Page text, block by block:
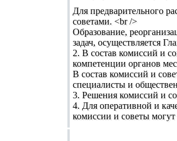
Для предварительного
советами. <br />
Образование,
задач, осуществляется
2. В состав комиссий и
компетенции органов
В состав комиссий и
специалисты и
3. Решения комиссий и
4. Для оперативной и
комиссии и советы